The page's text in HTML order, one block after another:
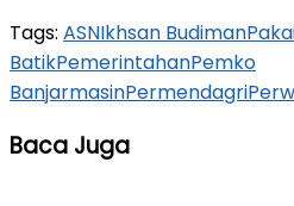
Tags: ASNIkhsan Budiman
BatikPemerintahanPemko
BanjarmasinPermendagri
Baca Juga